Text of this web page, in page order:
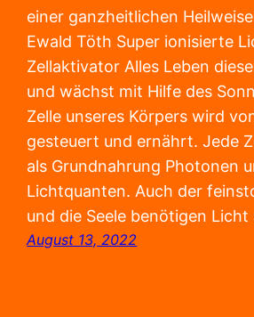
einer ganzheitlichen
Ewald Töth Super ionisierte
Zellaktivator Alles Leben
und wächst mit Hilfe des
Zelle unseres Körpers wird
gesteuert und ernährt. Jede
als Grundnahrung Photonen
Lichtquanten. Auch der
und die Seele benötigen
August 13, 2022